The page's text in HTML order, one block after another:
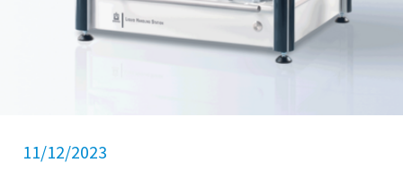
11/12/2023